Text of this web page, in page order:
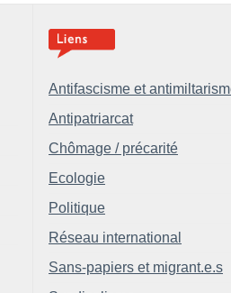
Antifascisme et
Antipatriarcat
Chômage / précarité
Ecologie
Politique
Réseau international
Sans-papiers et migrant.e.s